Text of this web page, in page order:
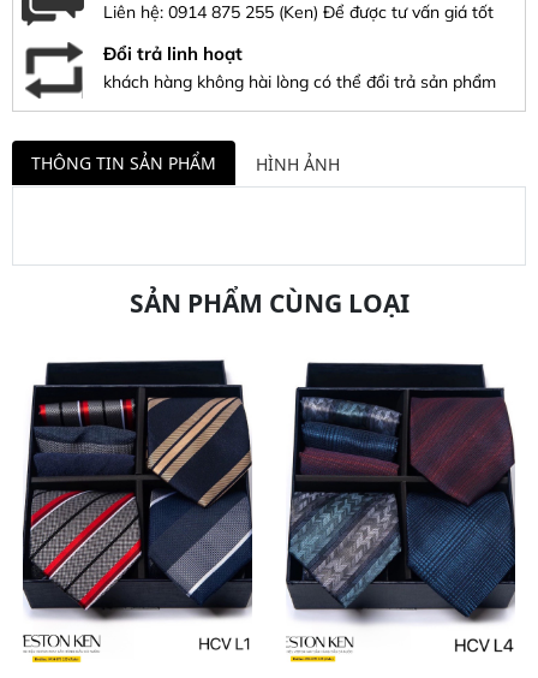
Liên hệ: 0914 875 255 (Ken) Để được tư vấn giá tốt
Đổi trả linh hoạt
khách hàng không hài lòng có thể đổi trả sản phẩm
THÔNG TIN SẢN PHẨM HÌNH ẢNH
SẢN PHẨM CÙNG LOẠI